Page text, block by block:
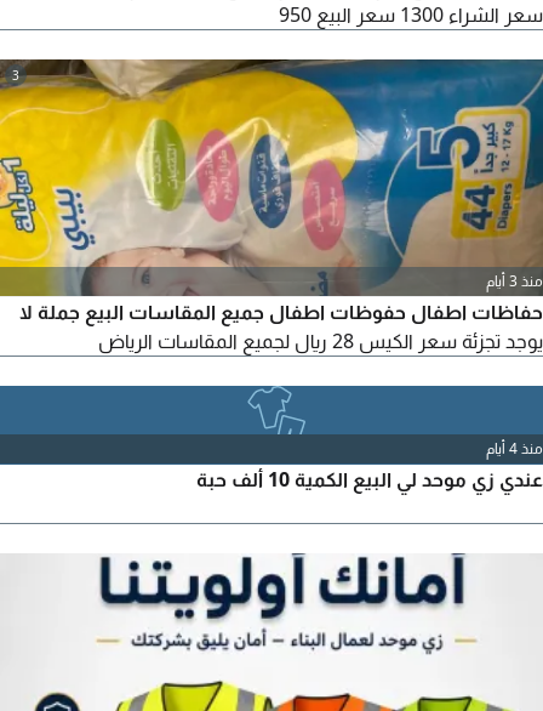
سعر الشراء 1300 سعر البيع 950
3
منذ 3 أيام
حفاظات اطفال حفوظات اطفال جميع المقاسات البيع جملة لا
يوجد تجزئة سعر الكيس 28 ريال لجميع المقاسات الرياض
منذ 4 أيام
عندي زي موحد لي البيع الكمية 10 ألف حبة